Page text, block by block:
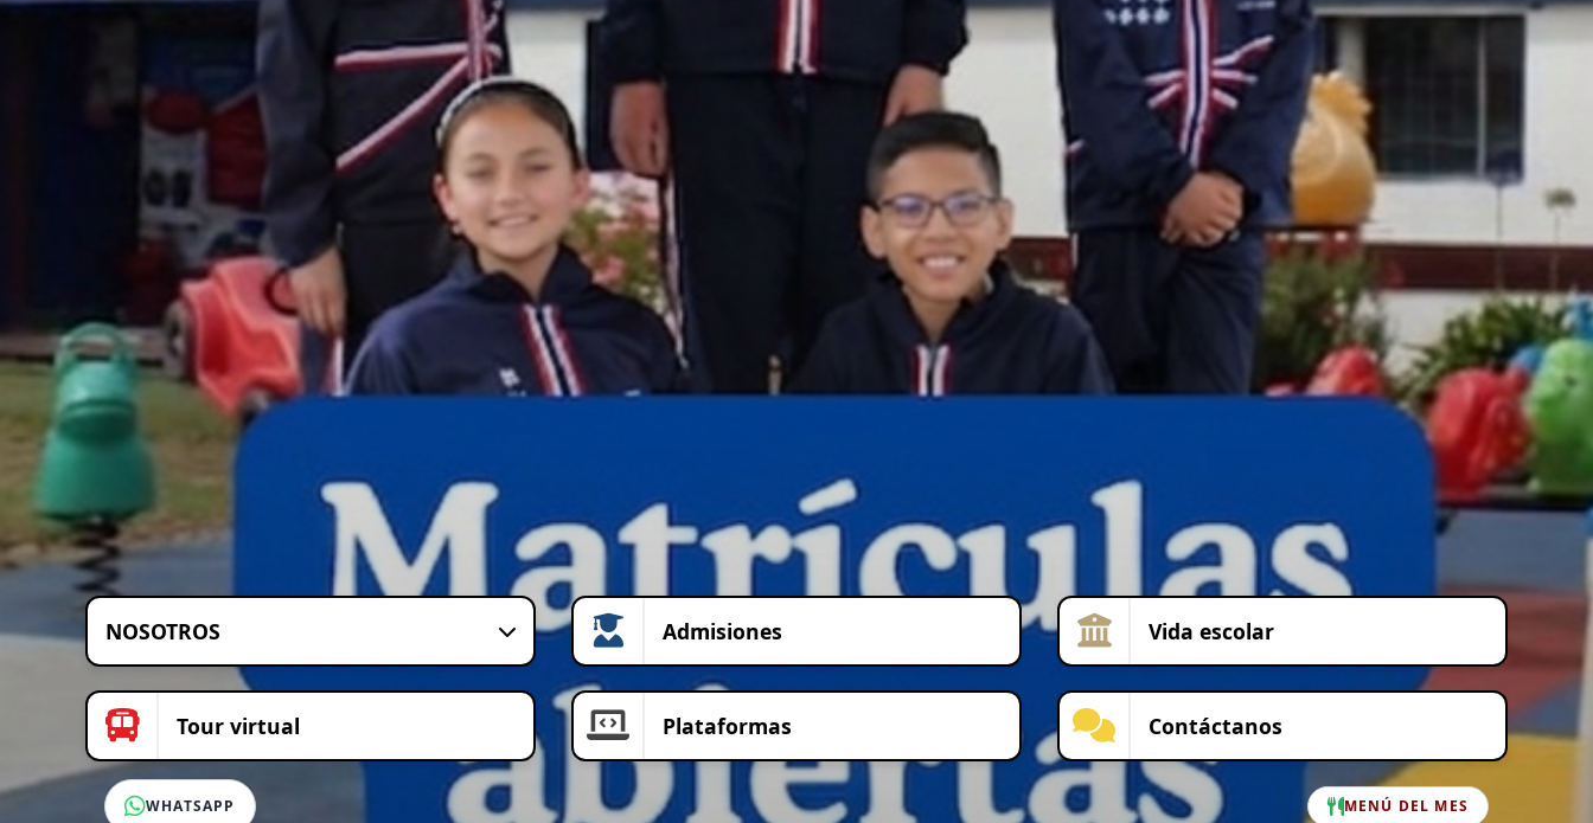
NOSOTROS Admisiones Vida escolar
Tour virtual Plataformas Contáctanos
WHATSAPP MENÚ DEL MES